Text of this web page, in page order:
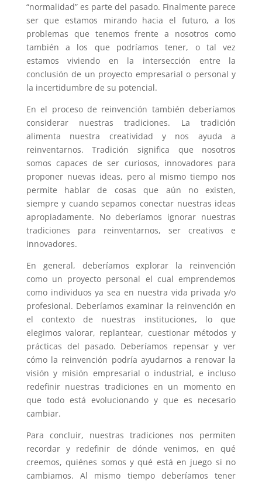
“normalidad” es parte del pasado. Finalmente parece
ser que estamos mirando hacia el futuro, a los
problemas que tenemos frente a nosotros como
también a los que podríamos tener, o tal vez
estamos viviendo en la intersección entre la
conclusión de un proyecto empresarial o personal y
la incertidumbre de su potencial.
En el proceso de reinvención también deberíamos
considerar nuestras tradiciones. Latradición
alimenta nuestra creatividad y nos ayuda a
reinventarnos. Tradición significa que nosotros
somos capaces de ser curiosos, innovadores para
proponer nuevas ideas, pero al mismo tiempo nos
permite hablar de cosas que aún no existen,
siempre y cuando sepamos conectar nuestras ideas
apropiadamente. No deberíamos ignorar nuestras
tradiciones para reinventarnos, ser creativos e
innovadores.
En general, deberíamos explorar la reinvención
como un proyecto personal el cual emprendemos
como individuos ya sea en nuestra vida privada y/o
profesional. Deberíamos examinar la reinvención en
el contexto de nuestras instituciones, lo que
elegimos valorar, replantear, cuestionar métodos y
prácticas del pasado. Deberíamos repensar y ver
cómo la reinvención podría ayudarnos a renovar la
visión y misión empresarial o industrial, e incluso
redefinir nuestras tradiciones en un momento en
que todo está evolucionando y que es necesario
cambiar.
Para concluir, nuestras tradiciones nos permiten
recordar y redefinir de dónde venimos, en qué
creemos, quiénes somos y qué está en juego si no
cambiamos. Al mismo tiempo deberíamos tener